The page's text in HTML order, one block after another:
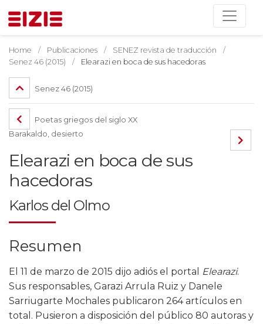
Home Publicaciones
SENEZ revista de traducción
Senez 46 (2015)
Elearazi en boca de sus hacedoras
Senez 46 (2015)
Poetas griegos del siglo XX
Barakaldo, desierto
Elearazi en boca de sus
hacedoras
Karlos del Olmo
Resumen
El 11 de marzo de 2015 dijo adiós el portal Elearazi.
Sus responsables, Garazi Arrula Ruiz y Danele
Sarriugarte Mochales publicaron 264 artículos en
total. Pusieron a disposición del público 80 autoras y